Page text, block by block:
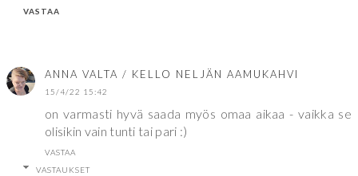
VASTAA
ANNA VALTA / KELLO NELJÄN AAMUKAHVI
15/4/22 15:42
on varmasti hyvä saada myös omaa aikaa - vaikka se
olisikin vain tunti tai pari :)
VASTAA
VASTAUKSET